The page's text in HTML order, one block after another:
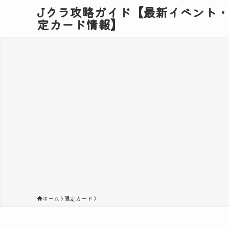
Jクラ攻略ガイド【最新イベント
定カード情報】
ホーム 限定カード